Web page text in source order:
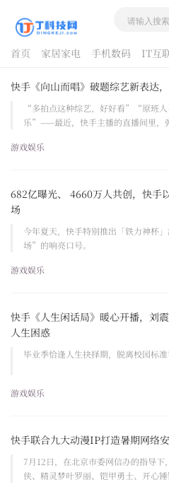
首页 家居家电 手机数码 IT互
酷品评测
快手《向山而唱》破题综艺新表达
“多拍点这种综艺，好好看”“原班
乐”——最近，快手主播的直播间里，
游戏娱乐
682亿曝光、 4660万人共创，快手
场
今年夏天，快手特别推出「铁力神杯
场”的响亮口号。
游戏娱乐
快手《人生闲话局》暖心开播，刘
人生困惑
毕业季恰逢人生抉择期，脱离校园标
游戏娱乐
快手联合九大动漫IP打造暑期网络
7月12日，在北京市委网信办的指导
侠、精灵梦叶罗丽、铠甲勇士、开心